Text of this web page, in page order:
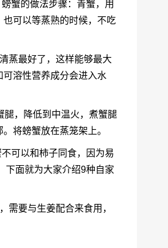
蟹的做法步骤：青蟹，用
可以等蒸熟的时候，不吃
蒸最好了，这样能够最大
溶性营养成分会进入水
腿，降低到中温火，煮蟹腿
将螃蟹放在蒸笼架上。
可以和柿子同食，因为易
下面就为大家介绍9种自家
需要与生姜配合来食用，